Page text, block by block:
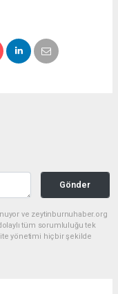
Gönder
ve zeytinburnuhaber.org
tüm sorumluluğu tek
yönetimi hiçbir şekilde